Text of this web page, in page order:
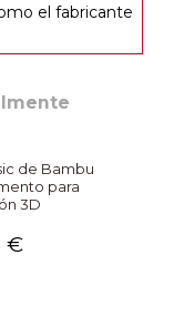
el fabricante
de Bambu
para
3D
€